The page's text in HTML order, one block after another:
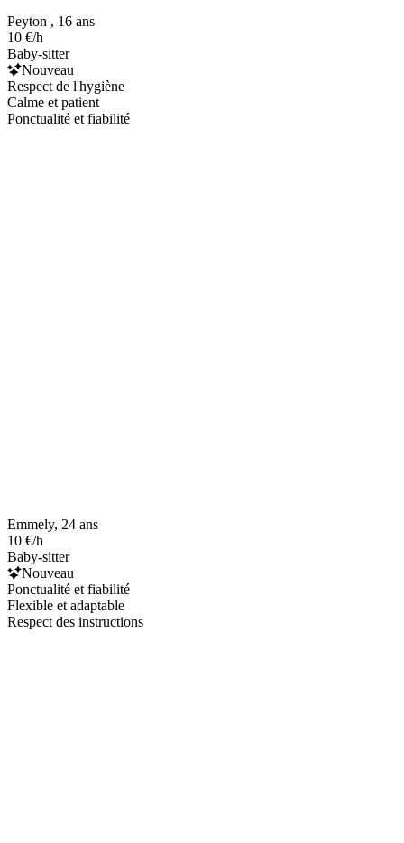
Peyton , 16 ans
10 €/h
Baby-sitter
Nouveau
Respect de l'hygiène
Calme et patient
Ponctualité et fiabilité
Emmely, 24 ans
10 €/h
Baby-sitter
Nouveau
Ponctualité et fiabilité
Flexible et adaptable
Respect des instructions